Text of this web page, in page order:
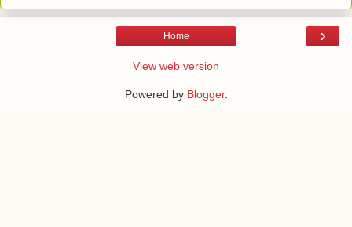
›
Home
View web version
Powered by Blogger.